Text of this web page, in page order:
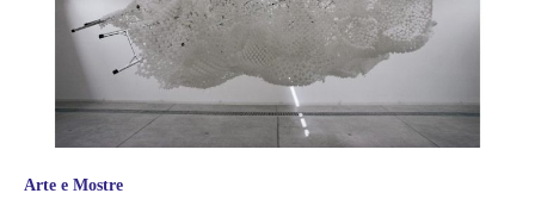
Arte e Mostre